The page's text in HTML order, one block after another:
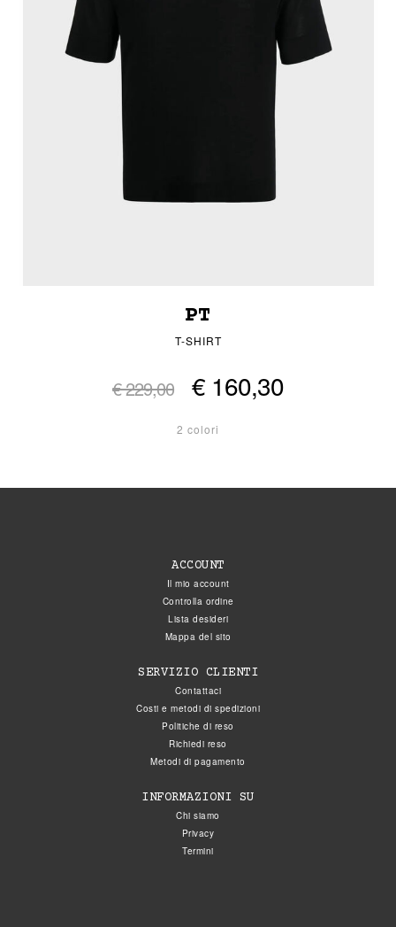
PT
T-SHIRT
€ 229,00 € 160,30
2 colori
ACCOUNT
Il mio account
Controlla ordine
Lista desideri
Mappa del sito
SERVIZIO CLIENTI
Contattaci
Costi e metodi di spedizioni
Politiche di reso
Richiedi reso
Metodi di pagamento
INFORMAZIONI SU
Chi siamo
Privacy
Termini